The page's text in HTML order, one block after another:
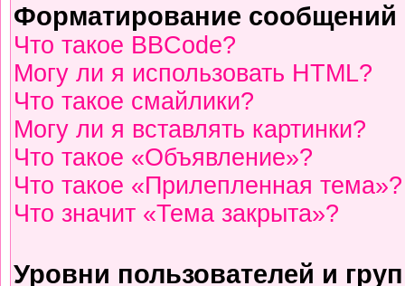
Форматирование
Что такое BBCode?
Могу ли я использовать HTML?
Что такое смайлики?
Могу ли я вставлять картинки?
Что такое «Объявление»?
Что такое «Прилепленная тема»?
Что значит «Тема закрыта»?
Уровни пользователей и